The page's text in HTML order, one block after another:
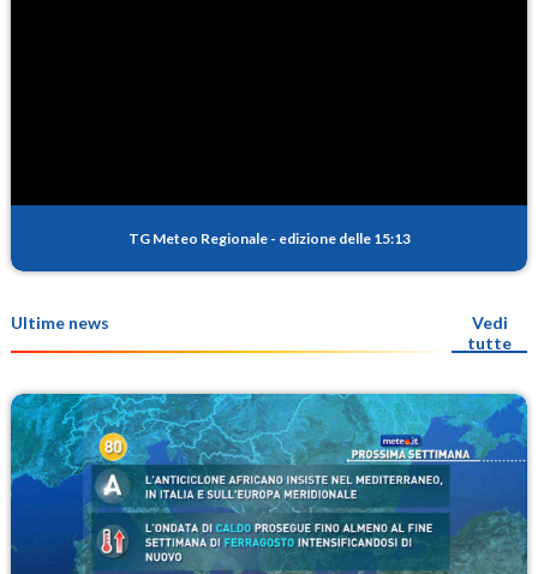
TG Meteo Regionale - edizione delle 15:13
Ultime news
Vedi
tutte